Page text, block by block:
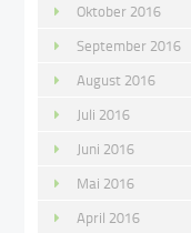
Oktober 2016
September 2016
August 2016
Juli 2016
Juni 2016
Mai 2016
April 2016